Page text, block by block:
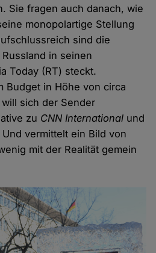
Sie fragen auch danach, wie
monopolartige Stellung
sind die
in seinen
Today (RT) steckt.
Budget in Höhe von circa
sich der Sender
zu CNN International und
vermittelt ein Bild von
mit der Realität gemein